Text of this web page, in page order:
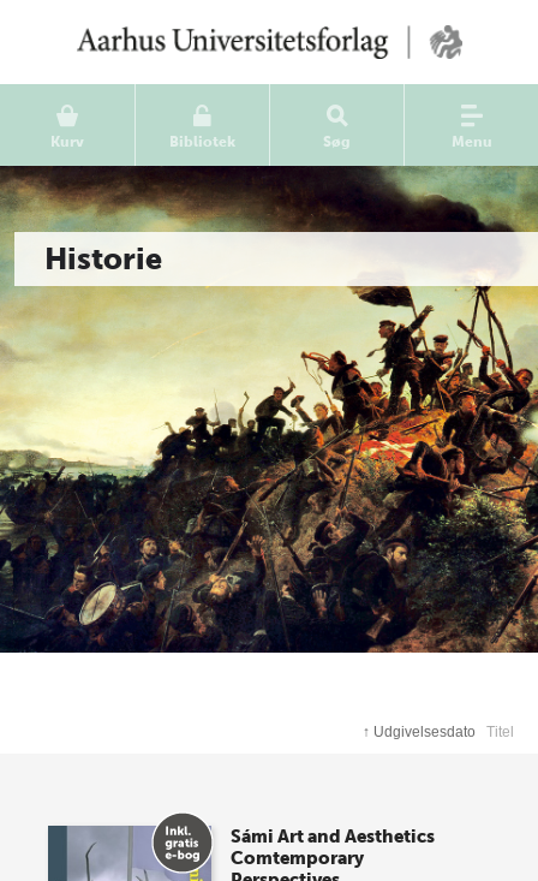
Kurv Bibliotek Søg Menu
Historie
↑ Udgivelsesdato Titel
Sámi Art and Aesthetics
Comtemporary